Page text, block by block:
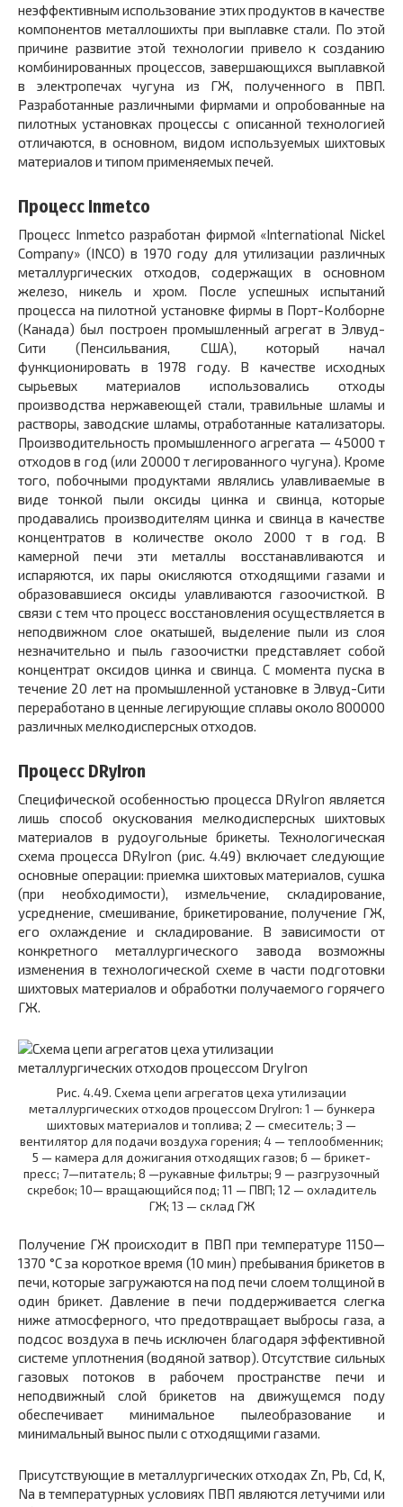
неэффективным использование этих продуктов в качестве
компонентов металлошихты при выплавке стали. По этой
причине развитие этой технологии привело к созданию
комбинированных процессов, завершающихся выплавкой
в электропечах чугуна из ГЖ, полученного в ПВП.
Разработанные различными фирмами и опробованные на
пилотных установках процессы с описанной технологией
отличаются, в основном, видом используемых шихтовых
материалов и типом применяемых печей.
Процесс Inmetco
Процесс Inmetco разработан фирмой «International Nickel
Company» (INCO) в 1970 году для утилизации различных
металлургических отходов, содержащих в основном
железо, никель и хром. После успешных испытаний
процесса на пилотной установке фирмы в Порт-Колборне
(Канада) был построен промышленный агрегат в Элвуд-
Сити (Пенсильвания, США), который начал
функционировать в 1978 году. В качестве исходных
сырьевых материалов использовались отходы
производства нержавеющей стали, травильные шламы и
растворы, заводские шламы, отработанные катализаторы.
Производительность промышленного агрегата — 45000 т
отходов в год (или 20000 т легированного чугуна). Кроме
того, побочными продуктами являлись улавливаемые в
виде тонкой пыли оксиды цинка и свинца, которые
продавались производителям цинка и свинца в качестве
концентратов в количестве около 2000 т в год. В
камерной печи эти металлы восстанавливаются и
испаряются, их пары окисляются отходящими газами и
образовавшиеся оксиды улавливаются газоочисткой. В
связи с тем что процесс восстановления осуществляется в
неподвижном слое окатышей, выделение пыли из слоя
незначительно и пыль газоочистки представляет собой
концентрат оксидов цинка и свинца. С момента пуска в
течение 20 лет на промышленной установке в Элвуд-Сити
переработано в ценные легирующие сплавы около 800000
различных мелкодисперсных отходов.
Процесс DRyIron
Специфической особенностью процесса DRyIron является
лишь способ окускования мелкодисперсных шихтовых
материалов в рудоугольные брикеты. Технологическая
схема процесса DRyIron (рис. 4.49) включает следующие
основные операции: приемка шихтовых материалов, сушка
(при необходимости), измельчение, складирование,
усреднение, смешивание, брикетирование, получение ГЖ,
его охлаждение и складирование. В зависимости от
конкретного металлургического завода возможны
изменения в технологической схеме в части подготовки
шихтовых материалов и обработки получаемого горячего
ГЖ.
Рис. 4.49. Схема цепи агрегатов цеха утилизации
металлургических отходов процессом DryIron: 1 — бункера
шихтовых материалов и топлива; 2 — смеситель; 3 —
вентилятор для подачи воздуха горения; 4 — теплообменник;
5 — камера для дожигания отходящих газов; 6 — брикет-
пресс; 7—питатель; 8 —рукавные фильтры; 9 — разгрузочный
скребок; 10— вращающийся под; 11 — ПВП; 12 — охладитель
ГЖ; 13 — склад ГЖ
Получение ГЖ происходит в ПВП при температуре 1150—
1370 °С за короткое время (10 мин) пребывания брикетов в
печи, которые загружаются на под печи слоем толщиной в
один брикет. Давление в печи поддерживается слегка
ниже атмосферного, что предотвращает выбросы газа, а
подсос воздуха в печь исключен благодаря эффективной
системе уплотнения (водяной затвор). Отсутствие сильных
газовых потоков в рабочем пространстве печи и
неподвижный слой брикетов на движущемся поду
обеспечивает минимальное пылеобразование и
минимальный вынос пыли с отходящими газами.
Присутствующие в металлургических отходах Zn, Pb, Cd, К,
Na в температурных условиях ПВП являются летучими или